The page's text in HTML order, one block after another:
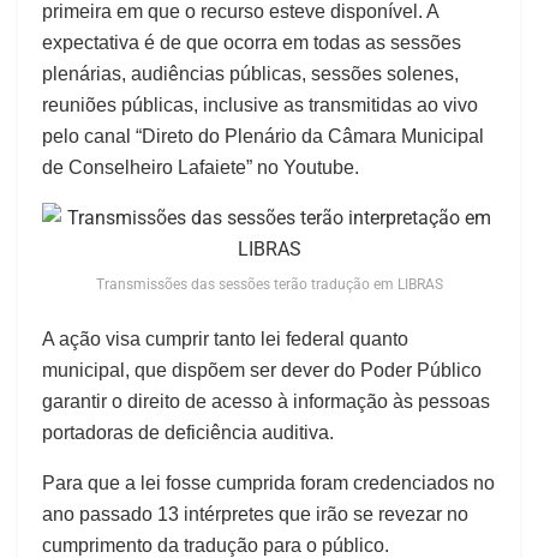
primeira em que o recurso esteve disponível. A
expectativa é de que ocorra em todas as sessões
plenárias, audiências públicas, sessões solenes,
reuniões públicas, inclusive as transmitidas ao vivo
pelo canal “Direto do Plenário da Câmara Municipal
de Conselheiro Lafaiete” no Youtube.
Transmissões das sessões terão tradução em LIBRAS
A ação visa cumprir tanto lei federal quanto
municipal, que dispõem ser dever do Poder Público
garantir o direito de acesso à informação às pessoas
portadoras de deficiência auditiva.
Para que a lei fosse cumprida foram credenciados no
ano passado 13 intérpretes que irão se revezar no
cumprimento da tradução para o público.